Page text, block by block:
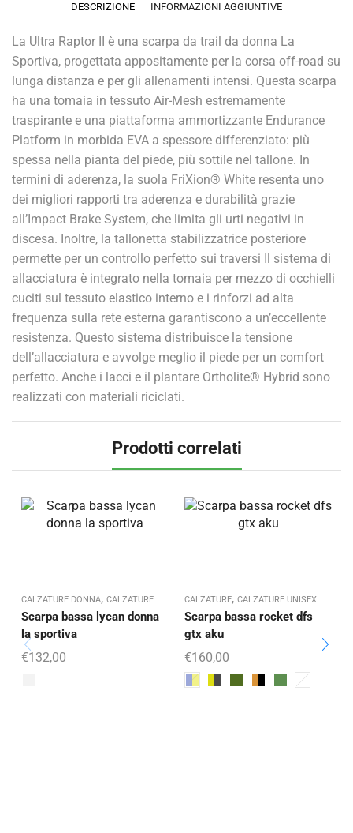
DESCRIZIONE INFORMAZIONI AGGIUNTIVE
La Ultra Raptor II è una scarpa da trail da donna La
Sportiva, progettata appositamente per la corsa off-road su
lunga distanza e per gli allenamenti intensi. Questa scarpa
ha una tomaia in tessuto Air-Mesh estremamente
traspirante e una piattaforma ammortizzante Endurance
Platform in morbida EVA a spessore differenziato: più
spessa nella pianta del piede, più sottile nel tallone. In
termini di aderenza, la suola FriXion® White resenta uno
dei migliori rapporti tra aderenza e durabilità grazie
all’Impact Brake System, che limita gli urti negativi in
discesa. Inoltre, la tallonetta stabilizzatrice posteriore
permette per un controllo perfetto sui traversi Il sistema di
allacciatura è integrato nella tomaia per mezzo di occhielli
cuciti sul tessuto elastico interno e i rinforzi ad alta
frequenza sulla rete esterna garantiscono a un’eccellente
resistenza. Questo sistema distribuisce la tensione
dell’allacciatura e avvolge meglio il piede per un comfort
perfetto. Anche i lacci e il plantare Ortholite® Hybrid sono
realizzati con materiali riciclati.
Prodotti correlati
CALZATURE DONNA, CALZATURE
Scarpa bassa lycan donna
la sportiva
€132,00
CALZATURE, CALZATURE UNISEX
Scarpa bassa rocket dfs
gtx aku
€160,00